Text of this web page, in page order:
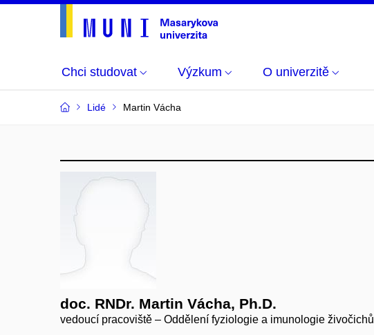
Chci studovat Výzkum O univerzitě
Lidé Martin Vácha
doc. RNDr. Martin Vácha, Ph.D.
vedoucí pracoviště – Oddělení fyziologie a imunologie živočichů